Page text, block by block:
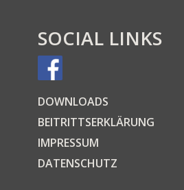
SOCIAL LINKS
DOWN­LOADS
BEI­TRITTS­ER­KLÄ­RUNG
IMPRES­SUM
DATEN­SCHUTZ